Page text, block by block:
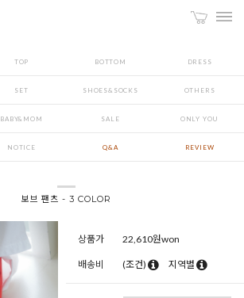
TOP BOTTOM DRESS
SET SHOES&SOCKS OTHERS
BABY&MOM SALE ONLY YOU
NOTICE Q&A REVIEW
보브 팬츠 - 3 COLOR
상품가 22,610원won
배송비 (조건) 지역별